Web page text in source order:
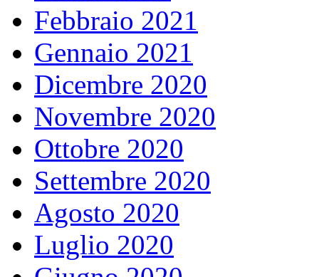
Febbraio 2021
Gennaio 2021
Dicembre 2020
Novembre 2020
Ottobre 2020
Settembre 2020
Agosto 2020
Luglio 2020